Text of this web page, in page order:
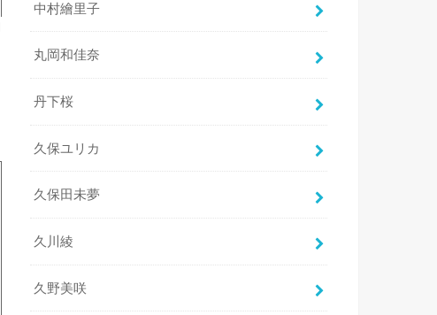
中村繪里子
丸岡和佳奈
丹下桜
久保ユリカ
久保田未夢
久川綾
久野美咲